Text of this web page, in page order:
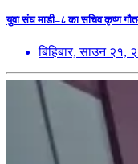
युवा संघ माडी–८ का सचिव कृष्ण
बिहिबार, साउन २१,